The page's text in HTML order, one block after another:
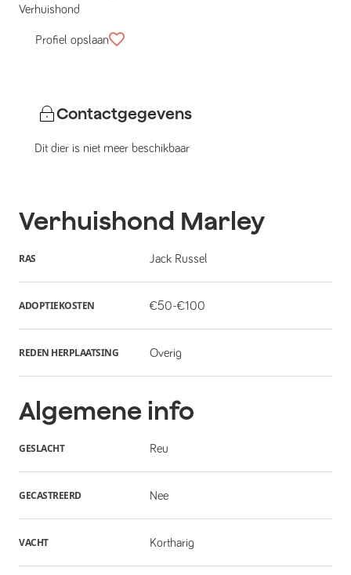
Verhuishond
Profiel opslaan
Contactgegevens
Dit dier is niet meer beschikbaar
Verhuishond Marley
RAS Jack Russel
ADOPTIEKOSTEN €50-€100
REDEN HERPLAATSING Overig
Algemene info
GESLACHT Reu
GECASTREERD Nee
VACHT Kortharig